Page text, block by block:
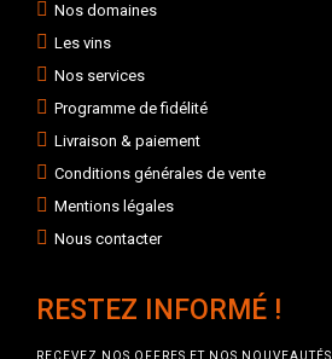
Nos domaines
Les vins
Nos services
Programme de fidélité
Livraison & paiement
Conditions générales de vente
Mentions légales
Nous contacter
RESTEZ INFORMÉ !
RECEVEZ NOS OFFRES ET NOS NOUVEAUTÉS